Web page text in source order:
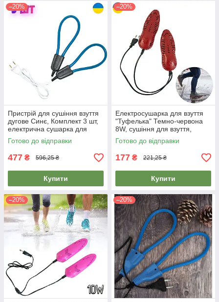
–20%
Пристрій для сушіння взуття
дугове Синє, Комплект 3 шт,
електрична сушарка для
взуття | сушилка для обуви
Готово до відправки
477 ₴ 596,25 ₴
Купити
–20%
Електросушарка для взуття
"Туфелька" Темно-червона
8W, сушіння для взуття,
черевиків, кросівок
Готово до відправки
177 ₴ 221,25 ₴
Купити
–20% –20%